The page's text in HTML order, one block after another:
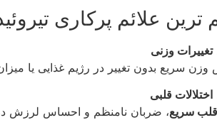
ترین علائم پرکاری
تغییرات وزنی
سریع بدون تغییر در رژیم غذایی یا
اختلالات قلبی
سریع، ضربان نامنظم و احساس لرزش در